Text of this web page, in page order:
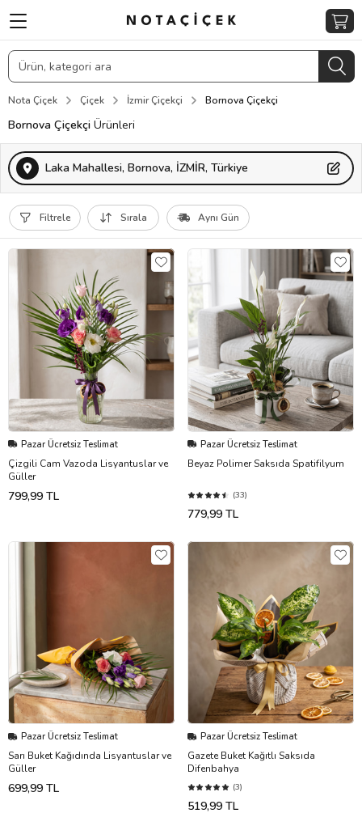
Nota Çiçek Çiçek İzmir Çiçekçi Bornova Çiçekçi
Bornova Çiçekçi Ürünleri
Laka Mahallesi, Bornova, İZMİR, Türkiye
Filtrele Sırala Aynı Gün
Pazar Ücretsiz Teslimat
Çizgili Cam Vazoda Lisyantuslar ve
Güller
799,99 TL
Pazar Ücretsiz Teslimat
Beyaz Polimer Saksıda Spatifilyum
(33)
779,99 TL
Pazar Ücretsiz Teslimat
Sarı Buket Kağıdında Lisyantuslar ve
Güller
699,99 TL
Pazar Ücretsiz Teslimat
Gazete Buket Kağıtlı Saksıda
Difenbahya
(3)
519,99 TL